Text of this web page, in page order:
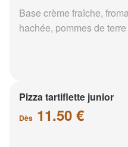
Base crème fraîche,
hachée, pommes de terre
Pizza tartiflette junior
Dès 11.50 €